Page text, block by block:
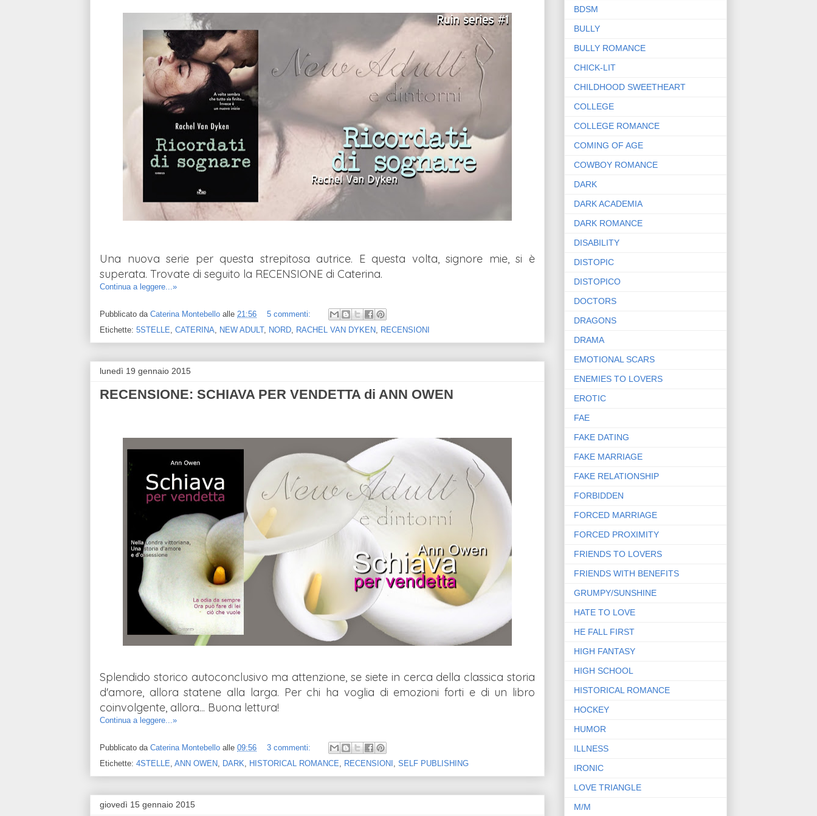
Una nuova serie per questa strepitosa autrice. E questa volta, signore mie, si è
superata. Trovate di seguito la RECENSIONE di Caterina.
Continua a leggere...»
Pubblicato da Caterina Montebello alle 21:56
5 commenti:
Etichette: 5STELLE, CATERINA, NEW ADULT, NORD, RACHEL VAN DYKEN, RECENSIONI
lunedì 19 gennaio 2015
RECENSIONE: SCHIAVA PER VENDETTA di ANN OWEN
Splendido storico autoconclusivo ma attenzione, se siete in cerca della classica storia
d'amore, allora statene alla larga. Per chi ha voglia di emozioni forti e di un libro
coinvolgente, allora... Buona lettura!
Continua a leggere...»
Pubblicato da Caterina Montebello alle 09:56
3 commenti:
Etichette: 4STELLE, ANN OWEN, DARK, HISTORICAL ROMANCE, RECENSIONI , SELF PUBLISHING
giovedì 15 gennaio 2015
BDSM
BULLY
BULLY ROMANCE
CHICK-LIT
CHILDHOOD SWEETHEART
COLLEGE
COLLEGE ROMANCE
COMING OF AGE
COWBOY ROMANCE
DARK
DARK ACADEMIA
DARK ROMANCE
DISABILITY
DISTOPIC
DISTOPICO
DOCTORS
DRAGONS
DRAMA
EMOTIONAL SCARS
ENEMIES TO LOVERS
EROTIC
FAE
FAKE DATING
FAKE MARRIAGE
FAKE RELATIONSHIP
FORBIDDEN
FORCED MARRIAGE
FORCED PROXIMITY
FRIENDS TO LOVERS
FRIENDS WITH BENEFITS
GRUMPY/SUNSHINE
HATE TO LOVE
HE FALL FIRST
HIGH FANTASY
HIGH SCHOOL
HISTORICAL ROMANCE
HOCKEY
HUMOR
ILLNESS
IRONIC
LOVE TRIANGLE
M/M